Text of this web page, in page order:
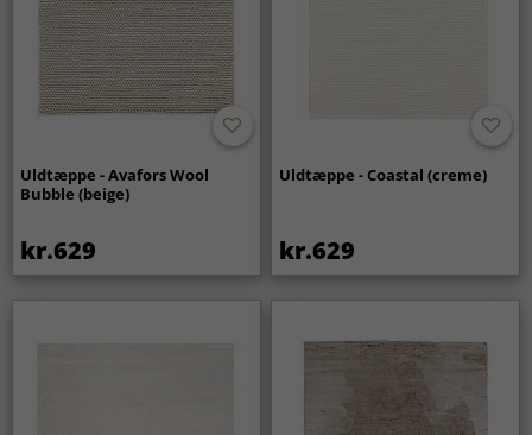
Uldtæppe - Avafors Wool
Bubble (beige)
kr.629
Uldtæppe - Coastal (creme)
kr.629